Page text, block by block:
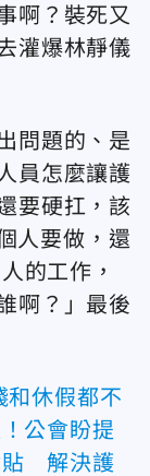
啊？裝死又
灌爆林靜儀
問題的、是
員怎麼讓護
要硬扛，該
人要做，還
的工作，
啊？」最後
和休假都不
公會盼提
貼 解決護